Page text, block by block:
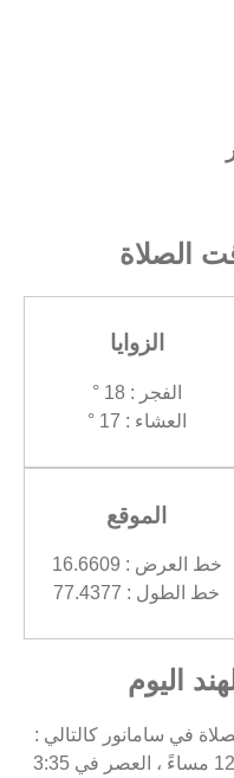
الصلاة
الزوايا
الفجر : 18 °
العشاء : 17 °
الموقع
خط العرض : 16.6609
خط الطول : 77.4377
اليوم
08/07 ، أوقات الصلاة في سامانور كالتالي :
الفجر في 4:46 صباحا، الظهر في 12:26 مساءً ، العصر في 3:35